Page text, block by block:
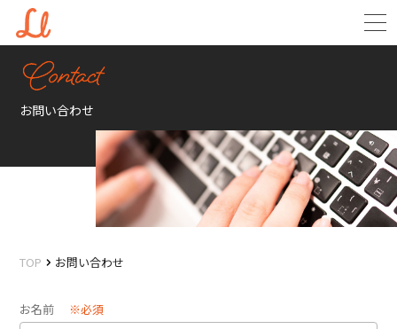
お問い合わせ
TOP お問い合わせ
お名前 ※必須